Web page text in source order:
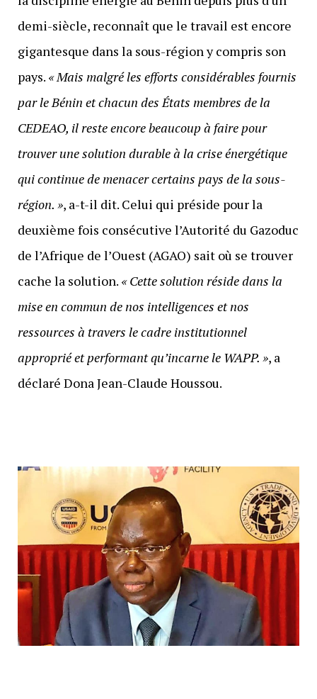
demi-siècle, reconnaît que le travail est encore
gigantesque dans la sous-région y compris son
pays. « Mais malgré les efforts considérables fournis
par le Bénin et chacun des États membres de la
CEDEAO, il reste encore beaucoup à faire pour
trouver une solution durable à la crise énergétique
qui continue de menacer certains pays de la sous-
région. », a-t-il dit. Celui qui préside pour la
deuxième fois consécutive l’Autorité du Gazoduc
de l’Afrique de l’Ouest (AGAO) sait où se trouver
cache la solution. « Cette solution réside dans la
mise en commun de nos intelligences et nos
ressources à travers le cadre institutionnel
approprié et performant qu’incarne le WAPP. », a
déclaré Dona Jean-Claude Houssou.